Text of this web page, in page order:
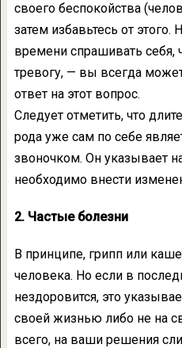
своего беспокойства
затем избавьтесь от
времени спрашивать
тревогу, — вы всегда
ответ на этот вопрос.
Следует отметить, что
рода уже сам по себе
звоночком. Он указывает
необходимо внести
2. Частые болезни
В принципе, грипп или
человека. Но если в
нездоровится, это
своей жизнью либо не на
всего, на ваши решения